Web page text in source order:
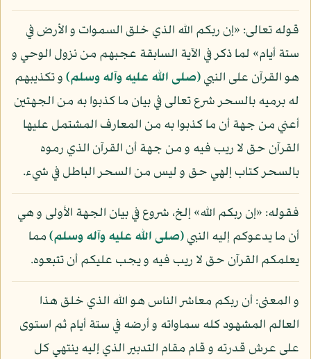
قوله تعالى: «إن ربكم الله الذي خلق السموات و الأرض في
ستة أيام» لما ذكر في الآية السابقة عجبهم من نزول الوحي و
هو القرآن على النبي(صلى الله عليه وآله وسلم)و تكذيبهم
له برميه بالسحر شرع تعالى في بيان ما كذبوا به من الجهتين
أعني من جهة أن ما كذبوا به من المعارف المشتمل عليها
القرآن حق لا ريب فيه و من جهة أن القرآن الذي رموه
بالسحر كتاب إلهي حق و ليس من السحر الباطل في شيء.
فقوله: «إن ربكم الله» إلخ، شروع في بيان الجهة الأولى و هي
أن ما يدعوكم إليه النبي(صلى الله عليه وآله وسلم)مما
يعلمكم القرآن حق لا ريب فيه و يجب عليكم أن تتبعوه.
و المعنى: أن ربكم معاشر الناس هو الله الذي خلق هذا
العالم المشهود كله سماواته و أرضه في ستة أيام ثم استوى
على عرش قدرته و قام مقام التدبير الذي إليه ينتهي كل